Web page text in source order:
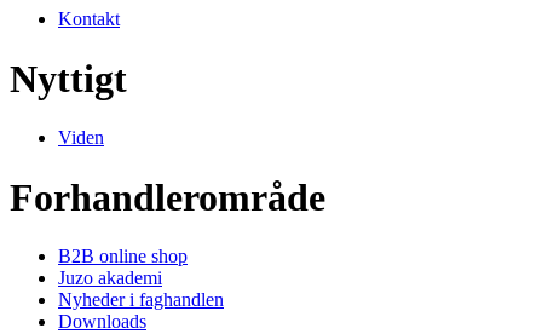
Kontakt
Nyttigt
Viden
Forhandlerområde
B2B online shop
Juzo akademi
Nyheder i faghandlen
Downloads